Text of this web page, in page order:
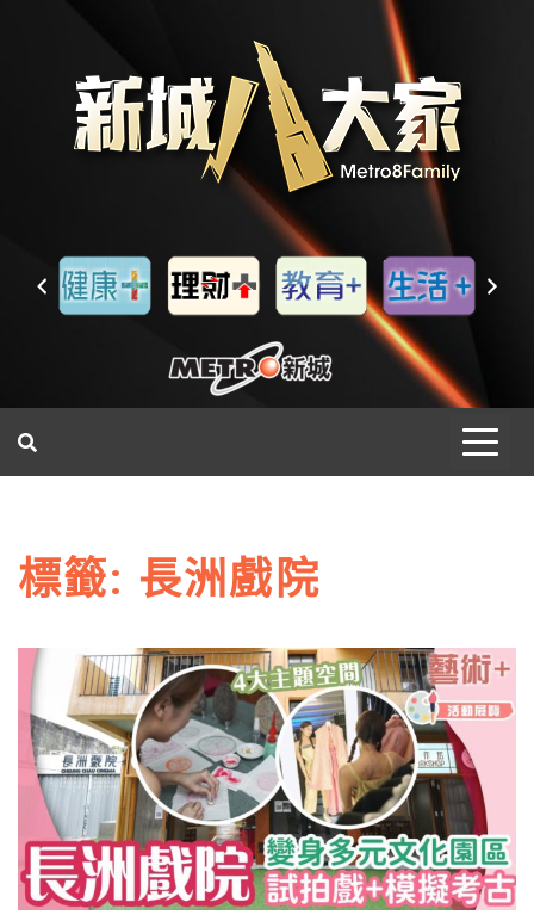
標籤: 長洲戲院